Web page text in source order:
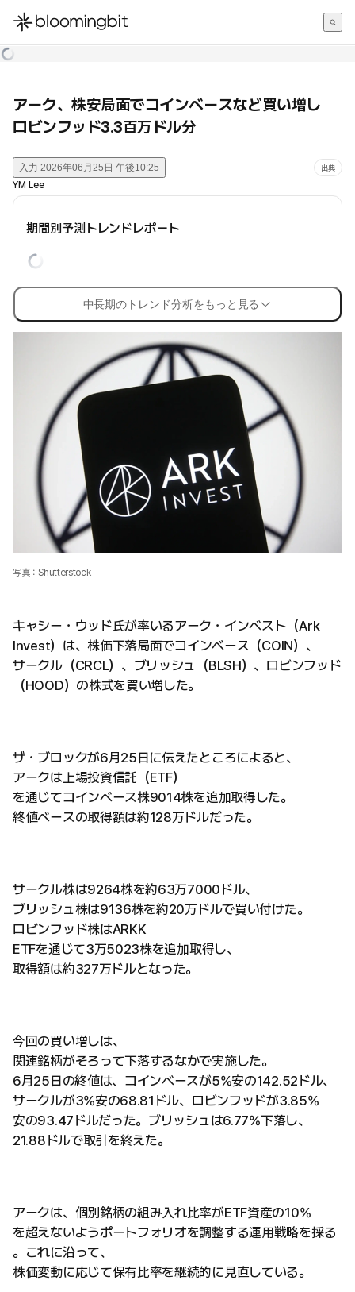
한국어
アーク、株安局面でコインベースなど買い増し
ロビンフッド3.3百万ドル分
入力 2026年06月25日 午後10:25 出典
YM Lee
期間別予測トレンドレポート
中長期のトレンド分析をもっと見る
写真：Shutterstock
キャシー・ウッド氏が率いるアーク・インベスト（Ark
Invest）は、株価下落局面でコインベース（COIN）、
サークル（CRCL）、ブリッシュ（BLSH）、ロビンフッド
（HOOD）の株式を買い増した。
ザ・ブロックが6月25日に伝えたところによると、
アークは上場投資信託（ETF）
を通じてコインベース株9014株を追加取得した。
終値ベースの取得額は約128万ドルだった。
サークル株は9264株を約63万7000ドル、
ブリッシュ株は9136株を約20万ドルで買い付けた。
ロビンフッド株はARKK
ETFを通じて3万5023株を追加取得し、
取得額は約327万ドルとなった。
今回の買い増しは、
関連銘柄がそろって下落するなかで実施した。
6月25日の終値は、コインベースが5%安の142.52ドル、
サークルが3%安の68.81ドル、ロビンフッドが3.85%
安の93.47ドルだった。ブリッシュは6.77%下落し、
21.88ドルで取引を終えた。
アークは、個別銘柄の組み入れ比率がETF資産の10%
を超えないようポートフォリオを調整する運用戦略を採る
。これに沿って、
株価変動に応じて保有比率を継続的に見直している。